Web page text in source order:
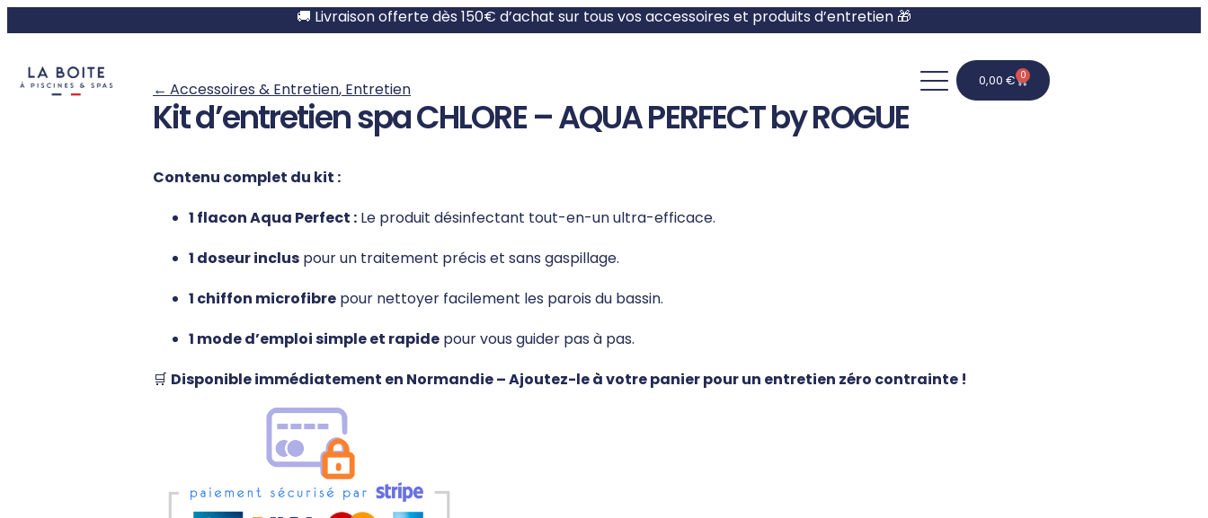
🚚 Livraison offerte dès 150€ d’achat sur tous vos accessoires et produits d’entretien 🎁
0,00€ 0
← Accessoires & Entretien, Entretien
Kit d’entretien spa CHLORE – AQUA PERFECT by ROGUE
Contenu complet du kit :
1 flacon Aqua Perfect : Le produit désinfectant tout-en-un ultra-efficace.
1 doseur inclus pour un traitement précis et sans gaspillage.
1 chiffon microfibre pour nettoyer facilement les parois du bassin.
1 mode d’emploi simple et rapide pour vous guider pas à pas.
🛒 Disponible immédiatement en Normandie – Ajoutez-le à votre panier pour un entretien zéro contrainte !